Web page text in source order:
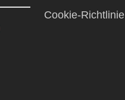
Cookie-Richtlinie